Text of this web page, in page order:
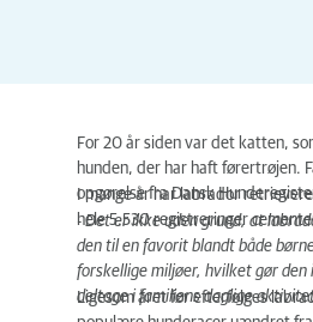
For 20 år siden var det katten,
hunden, der har haft førertrøjen.
opgørelse fra Dansk
I mange år har labrador
hele 5.530 registreringer
- Det er ikke uden grund, at
den til en favorit blandt både
forskellige miljøer, hvilket gør
deltage i familiens daglige
Ligesom året før efterfølges